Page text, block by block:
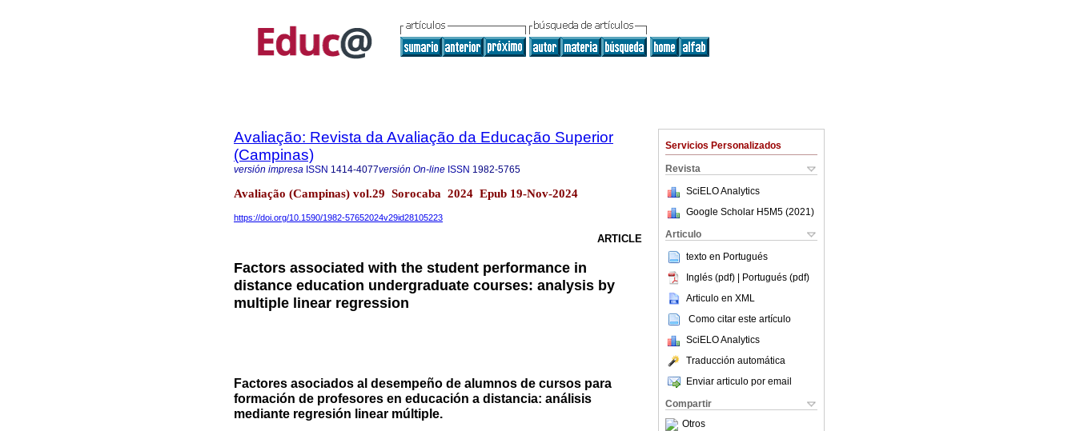
Servicios Personalizados
Revista
SciELO Analytics
Google Scholar H5M5 (2021 )
Articulo
texto en Portugués
Inglés (pdf) | Portugués (pdf)
Articulo en XML
Como citar este artículo
SciELO Analytics
Traducción automática
Enviar articulo por email
Compartir
Otros
Avaliação: Revista da Avaliação da Educação Superior
(Campinas)
versión impresa ISSN 1414-4077versión On-line ISSN 1982-5765
Avaliação (Campinas) vol.29 Sorocaba 2024 Epub 19-Nov-2024
https://doi.org/10.1590/1982-57652024v29id28105223
ARTICLE
Factors associated with the student performance in
distance education undergraduate courses: analysis by
multiple linear regression
Factores asociados al desempeño de alumnos de cursos para
formación de profesores en educación a distancia: análisis
mediante regresión linear múltiple.